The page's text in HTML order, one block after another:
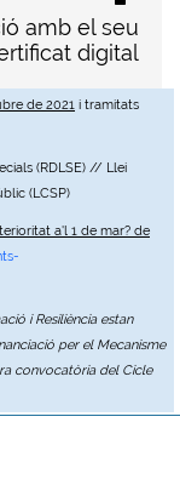
de 2021 i tramitats
(RDLSE) // Llei
(LCSP)
a'l 1 de mar? de
i Resiliència estan
per el Mecanisme
convocatòria del Cicle
amb el seu
digital